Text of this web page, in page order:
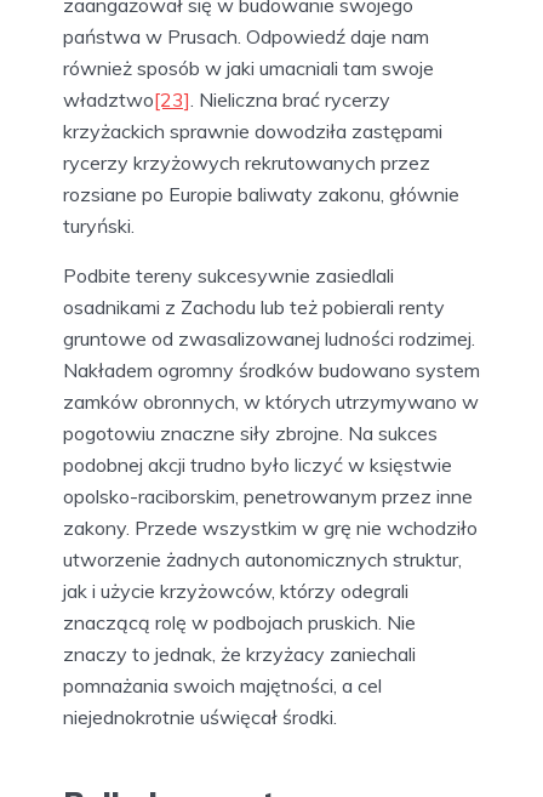
zaangażował się w budowanie swojego
państwa w Prusach. Odpowiedź daje nam
również sposób w jaki umacniali tam swoje
władztwo[23]. Nieliczna brać rycerzy
krzyżackich sprawnie dowodziła zastępami
rycerzy krzyżowych rekrutowanych przez
rozsiane po Europie baliwaty zakonu, głównie
turyński.
Podbite tereny sukcesywnie zasiedlali
osadnikami z Zachodu lub też pobierali renty
gruntowe od zwasalizowanej ludności rodzimej.
Nakładem ogromny środków budowano system
zamków obronnych, w których utrzymywano w
pogotowiu znaczne siły zbrojne. Na sukces
podobnej akcji trudno było liczyć w księstwie
opolsko-raciborskim, penetrowanym przez inne
zakony. Przede wszystkim w grę nie wchodziło
utworzenie żadnych autonomicznych struktur,
jak i użycie krzyżowców, którzy odegrali
znaczącą rolę w podbojach pruskich. Nie
znaczy to jednak, że krzyżacy zaniechali
pomnażania swoich majętności, a cel
niejednokrotnie uświęcał środki.